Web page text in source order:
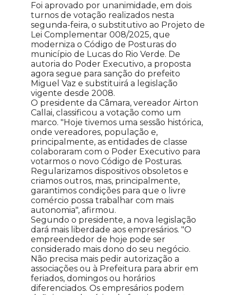
Foi aprovado por unanimidade, em dois
turnos de votação realizados nesta
segunda-feira, o substitutivo ao Projeto de
Lei Complementar 008/2025, que
moderniza o Código de Posturas do
município de Lucas do Rio Verde. De
autoria do Poder Executivo, a proposta
agora segue para sanção do prefeito
Miguel Vaz e substituirá a legislação
vigente desde 2008.
O presidente da Câmara, vereador Airton
Callai, classificou a votação como um
marco. "Hoje tivemos uma sessão histórica,
onde vereadores, população e,
principalmente, as entidades de classe
colaboraram com o Poder Executivo para
votarmos o novo Código de Posturas.
Regularizamos dispositivos obsoletos e
criamos outros, mas, principalmente,
garantimos condições para que o livre
comércio possa trabalhar com mais
autonomia", afirmou.
Segundo o presidente, a nova legislação
dará mais liberdade aos empresários. "O
empreendedor de hoje pode ser
considerado mais dono do seu negócio.
Não precisa mais pedir autorização a
associações ou à Prefeitura para abrir em
feriados, domingos ou horários
diferenciados. Os empresários podem